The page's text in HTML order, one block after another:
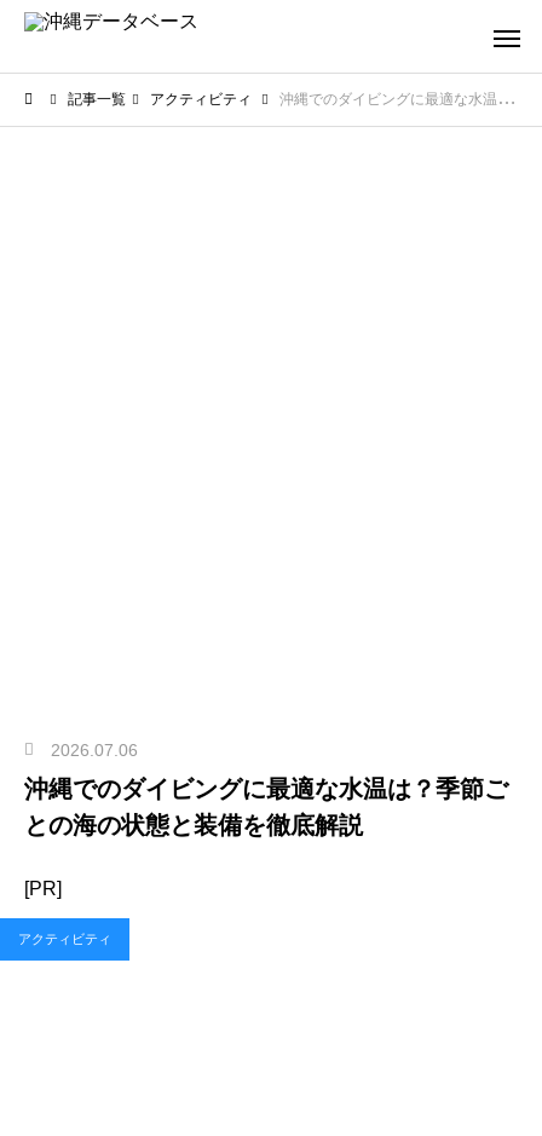
記事一覧 アクティビティ 沖縄でのダイビングに最適な水温は？季節ごとの海の状態と装備を徹底解説
2026.07.06
沖縄でのダイビングに最適な水温は？季節ご
との海の状態と装備を徹底解説
[PR]
アクティビティ